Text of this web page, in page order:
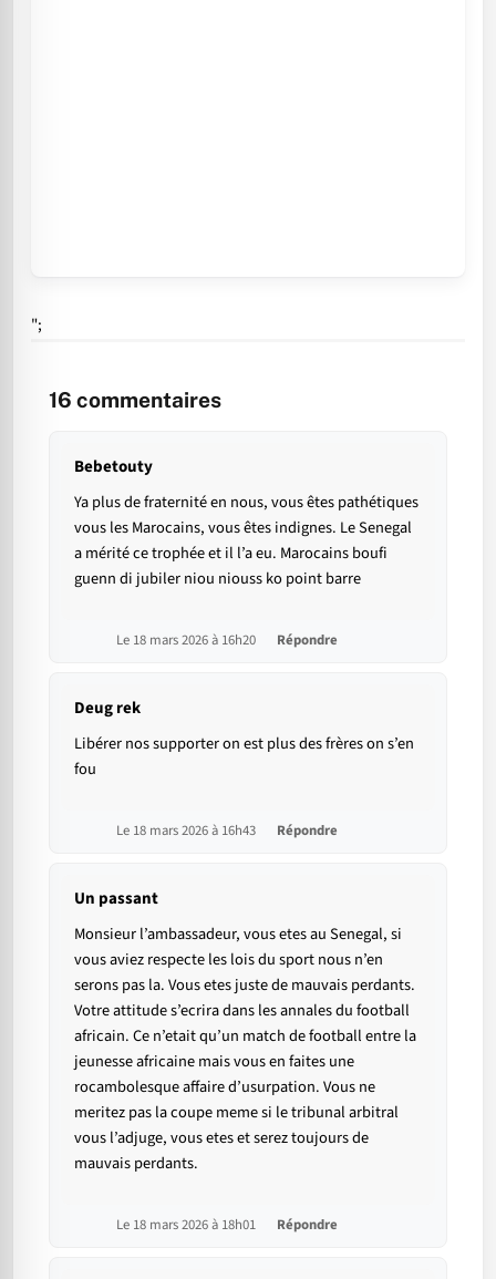
";
16 commentaires
Bebetouty
Ya plus de fraternité en nous, vous êtes pathétiques
vous les Marocains, vous êtes indignes. Le Senegal
a mérité ce trophée et il l’a eu. Marocains boufi
guenn di jubiler niou niouss ko point barre
Le 18 mars 2026 à 16h20 Répondre
Deug rek
Libérer nos supporter on est plus des frères on s’en
fou
Le 18 mars 2026 à 16h43 Répondre
Un passant
Monsieur l’ambassadeur, vous etes au Senegal, si
vous aviez respecte les lois du sport nous n’en
serons pas la. Vous etes juste de mauvais perdants.
Votre attitude s’ecrira dans les annales du football
africain. Ce n’etait qu’un match de football entre la
jeunesse africaine mais vous en faites une
rocambolesque affaire d’usurpation. Vous ne
meritez pas la coupe meme si le tribunal arbitral
vous l’adjuge, vous etes et serez toujours de
mauvais perdants.
Le 18 mars 2026 à 18h01 Répondre